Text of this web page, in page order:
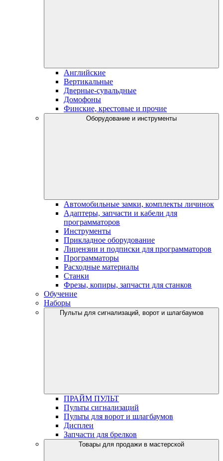
Английские
Вертикальные
Дверные-сувальдные
Домофоны
Финские, крестовые и прочие
Оборудование и инструменты
Автомобильные замки, комплекты личинок
Адаптеры, запчасти и кабели для
программаторов
Инструменты
Прикладное оборудование
Лицензии и подписки для программаторов
Программаторы
Расходные материалы
Станки
Фрезы, копиры, запчасти для станков
Обучение
Наборы
Пульты для сигнализаций, ворот и шлагбаумов
ПРАЙМ ПУЛЬТ
Пульты сигнализаций
Пульты для ворот и шлагбаумов
Дисплеи
Запчасти для брелков
Товары для продажи в мастерской